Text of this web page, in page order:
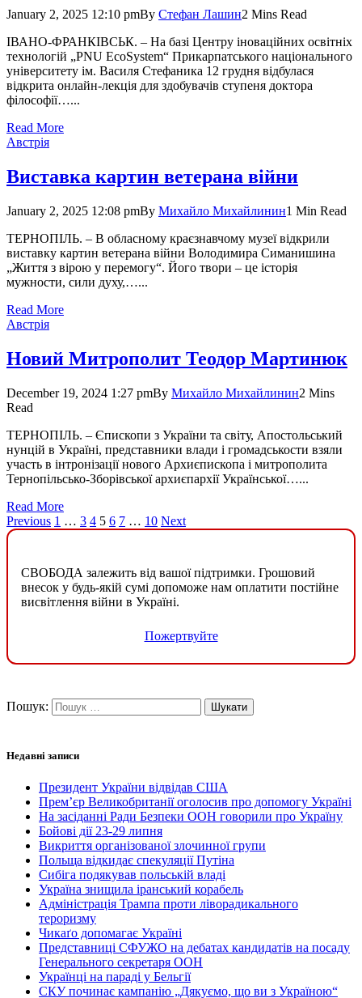
January 2, 2025 12:10 pmBy Стефан Лашин2 Mins Read
ІВАНО-ФРАНКІВСЬК. – На базі Цент­ру іноваційних освітніх
технологій „PNU EcoSystem“ Прикарпат­ського національного
університету ім. Васи­ля Стефаника 12 грудня відбулася
відкрита онлайн-лекція для здобувачів ступеня доктора
філософії…...
Read More
Австрія
Виставка картин ветерана війни
January 2, 2025 12:08 pmBy Михайло Михайлинин1 Min Read
ТЕРНОПІЛЬ. – В обласному краєзнавчому музеї відкрили
виставку картин ветерана війни Володимира Симанишина
„Життя з вірою у перемогу“. Його твори – це історія
мужности, сили духу,…...
Read More
Австрія
Новий Митрополит Теодор Мартинюк
December 19, 2024 1:27 pmBy Михайло Михайлинин2 Mins
Read
ТЕРНОПІЛЬ. – Єпископи з України та світу, Апостольський
нунцій в Україні, представники влади і громадськости взяли
участь в інтронізації нового Архиєпископа і митрополита
Тернопіль­сько-Зборівської архиєпархії Української…...
Read More
Previous 1 … 3 4 5 6 7 … 10 Next
СВОБОДА залежить від вашої підтримки. Грошовий
внесок у будь-якій сумі допоможе нам оплатити постійне
висвітлення війни в Україні.
Пожертвуйте
Пошук:
Недавні записи
Президент України відвідав США
Прем’єр Великобританії оголосив про допомогу Україні
На засіданні Ради Безпеки ООН говорили про Україну
Бойові дії 23-29 липня
Викриття організованої злочинної групи
Польща відкидає спекуляції Путіна
Сибіга подякував польській владі
Україна знищила іранський корабель
Адміністрація Трампа проти ліворадикального
тероризму
Чикаґо допомагає Україні
Представниці СФУЖО на дебатах кандидатів на посаду
Генерального секретаря ООН
Українці на параді у Бельгії
СКУ починає кампанію „Дякуємо, що ви з Україною“